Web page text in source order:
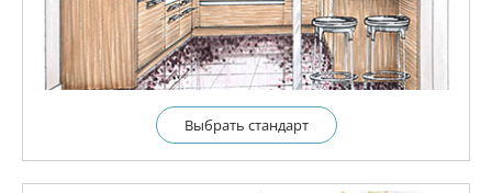
Выбрать cтандарт